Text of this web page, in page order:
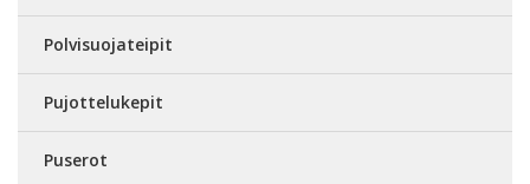
Polvisuojateipit
Pujottelukepit
Puserot